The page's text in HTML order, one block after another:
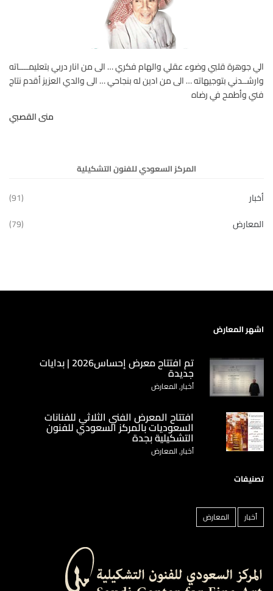
الي جوهرة قلبي وضوء عقلي والهام فكري … الى من انار دربي بتعليمــــاته
وارشــدني بتوجيهاته … الى من ادين له بنجاحي … الى والدي العزيز أقدم نتاج
فني وأطمح في رضاه
منى القصبي
المركز السعودي للفنون التشكيلية
أخبار
(91)
المعارض
(79)
اشهر المعارض
تم افتتاح معرض إحساس2026 | بدايات
جديدة
أخبار, المعارض
‏افتتاح المعرض الفني الثلاثي للفنانات
السعوديات بالمركز السعودي للفنون
التشكيلية بجدة
أخبار, المعارض
تصنيفات
أخبار المعارض